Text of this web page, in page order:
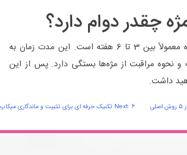
چقدر دوام دارد؟
ماندگاری اکستنشن مژه معمولاً بین 3 تا 6 هفته است. این مدت زمان به
نحوه مراقبت از مژه‌ها بستگی دارد. پس از این
داشت.
آموزش میکاپ جوان ساز 5 روش اصلی
Next: 6 تکنیک حرفه ای برای تثبیت و ماندگاری میکاپ